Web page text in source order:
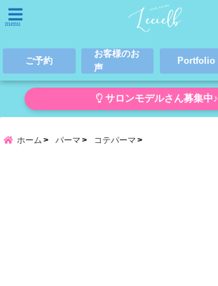
menu
ご予約
お客様のお
声
Portfolio
サロンモデルさん募集中♪
ホーム パーマ コテパーマ